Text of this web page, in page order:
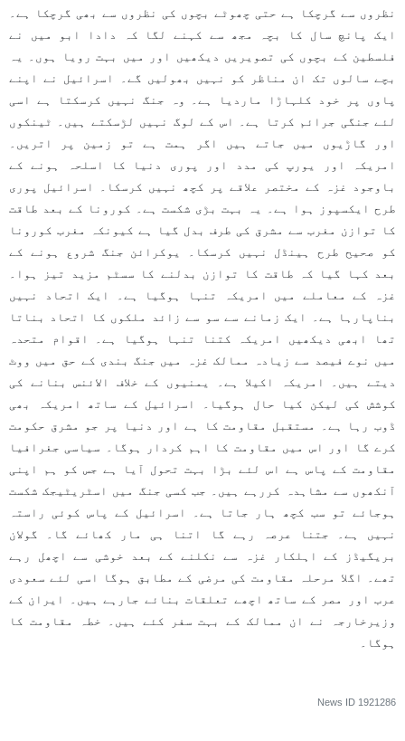
نظروں سے گرچکا ہے حتی چھوٹے بچوں کی نظروں سے بھی گرچکا ہے۔
ایک پانچ سال کا بچہ مجھ سے کہنے لگا کہ دادا ابو میں نے
فلسطین کے بچوں کی تصویریں دیکھیں اور میں بہت رویا ہوں۔ یہ
بچے سالوں تک ان مناظر کو نہیں بھولیں گے۔ اسرائیل نے اپنے
پاوں پر خود کلہاڑا ماردیا ہے۔ وہ جنگ نہیں کرسکتا ہے اسی
لئے جنگی جرائم کرتا ہے۔ اس کے لوگ نہیں لڑسکتے ہیں۔ ٹینکوں
اور گاڑیوں میں جاتے ہیں اگر ہمت ہے تو زمین پر اتریں۔
امریکہ اور یورپ کی مدد اور پوری دنیا کا اسلحہ ہونے کے
باوجود غزہ کے مختصر علاقے پر کچھ نہیں کرسکا۔ اسرائیل پوری
طرح ایکسپوز ہوا ہے۔ یہ بہت بڑی شکست ہے۔ کورونا کے بعد طاقت
کا توازن مغرب سے مشرق کی طرف بدل گیا ہے کیونکہ مغرب کورونا
کو صحیح طرح ہینڈل نہیں کرسکا۔ یوکرائن جنگ شروع ہونے کے
بعد کہا گیا کہ طاقت کا توازن بدلنے کا سسٹم مزید تیز ہوا۔
غزہ کے معاملے میں امریکہ تنہا ہوگیا ہے۔ ایک اتحاد نہیں
بناپارہا ہے۔ ایک زمانے سے سو سے زائد ملکوں کا اتحاد بناتا
تھا ابھی دیکھیں امریکہ کتنا تنہا ہوگیا ہے۔ اقوام متحدہ
میں نوے فیصد سے زیادہ ممالک غزہ میں جنگ بندی کے حق میں ووٹ
دیتے ہیں۔ امریکہ اکیلا ہے۔ یمنیوں کے خلاف الائنس بنانے کی
کوشش کی لیکن کیا حال ہوگیا۔ اسرائیل کے ساتھ امریکہ بھی
ڈوب رہا ہے۔ مستقبل مقاومت کا ہے اور دنیا پر جو مشرق حکومت
کرے گا اور اس میں مقاومت کا اہم کردار ہوگا۔ سیاسی جغرافیا
مقاومت کے پاس ہے اس لئے بڑا بہت تحول آیا ہے جس کو ہم اپنی
آنکھوں سے مشاہدہ کررہے ہیں۔ جب کسی جنگ میں اسٹریٹیجک شکست
ہوجائے تو سب کچھ ہار جاتا ہے۔ اسرائیل کے پاس کوئی راستہ
نہیں ہے۔ جتنا عرصہ رہے گا اتنا ہی مار کھائے گا۔ گولان
بریگیڈز کے اہلکار غزہ سے نکلنے کے بعد خوشی سے اچھل رہے
تھے۔ اگلا مرحلہ مقاومت کی مرضی کے مطابق ہوگا اسی لئے سعودی
عرب اور مصر کے ساتھ اچھے تعلقات بنائے جارہے ہیں۔ ایران کے
وزیرخارجہ نے ان ممالک کے بہت سفر کئے ہیں۔ خطہ مقاومت کا
ہوگا۔
News ID 1921286